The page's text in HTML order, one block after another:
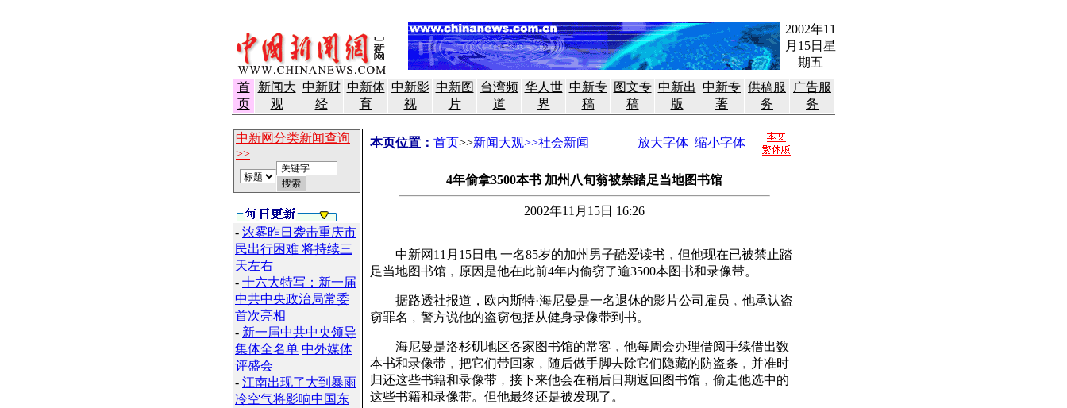
2002年11
月15日星
期五
首
页
新闻大
观
中新财
经
中新体
育
中新影
视
中新图
片
台湾频
道
华人世
界
中新专
稿
图文专
稿
中新出
版
中新专
著
供稿服
务
广告服
务
中新网分类新闻查询
>>
- 浓雾昨日袭击重庆市
民出行困难 将持续三
天左右
- 十六大特写：新一届
中共中央政治局常委
首次亮相
- 新一届中共中央领导
集体全名单 中外媒体
评盛会
- 江南出现了大到暴雨
冷空气将影响中国东
本页位置： 首页>>新闻大观>>社会新闻 放大字体 缩小字体
4年偷拿3500本书 加州八旬翁被禁踏足当地图书馆
2002年11月15日 16:26
中新网11月15日电 一名85岁的加州男子酷爱读书﹐但他现在已被禁止踏
足当地图书馆﹐原因是他在此前4年内偷窃了逾3500本图书和录像带。
据路透社报道，欧内斯特·海尼曼是一名退休的影片公司雇员﹐他承认盗
窃罪名﹐警方说他的盗窃包括从健身录像带到书。
海尼曼是洛杉矶地区各家图书馆的常客﹐他每周会办理借阅手续借出数
本书和录像带﹐把它们带回家﹐随后做手脚去除它们隐藏的防盗条﹐并准时
归还这些书籍和录像带﹐接下来他会在稍后日期返回图书馆﹐偷走他选中的
这些书籍和录像带。但他最终还是被发现了。